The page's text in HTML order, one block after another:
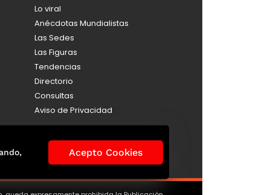
Lo viral
Anécdotas Mundialistas
Las Sedes
Las Figuras
Tendencias
Directorio
Consultas
Aviso de Privacidad
Acepto Cookies